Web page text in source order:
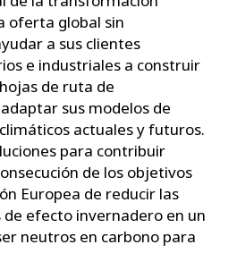
oferta global sin
a sus clientes
e industriales a construir
de ruta de
sus modelos de
actuales y futuros.
para contribuir
de los objetivos
Europea de reducir las
de efecto invernadero en un
neutros en carbono para